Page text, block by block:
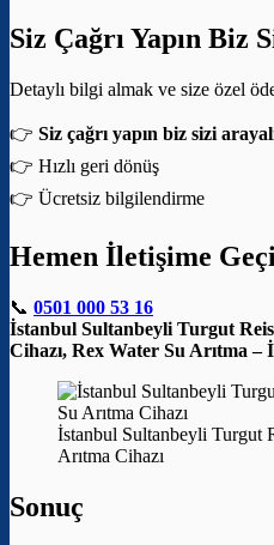
Siz Çağrı Yapın Biz
Detaylı bilgi almak ve size özel
👉 Siz çağrı yapın biz sizi
👉 Hızlı geri dönüş
👉 Ücretsiz bilgilendirme
Hemen İletişime
📞 0501 000 53 16
İstanbul Sultanbeyli Turgut
Cihazı, Rex Water Su Arıtma –
İstanbul Sultanbeyli Turgut
Arıtma Cihazı
Sonuç